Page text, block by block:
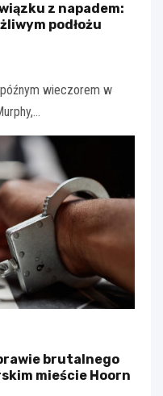
z napadem:
podłożu
wieczorem w
brutalnego
mieście Hoorn